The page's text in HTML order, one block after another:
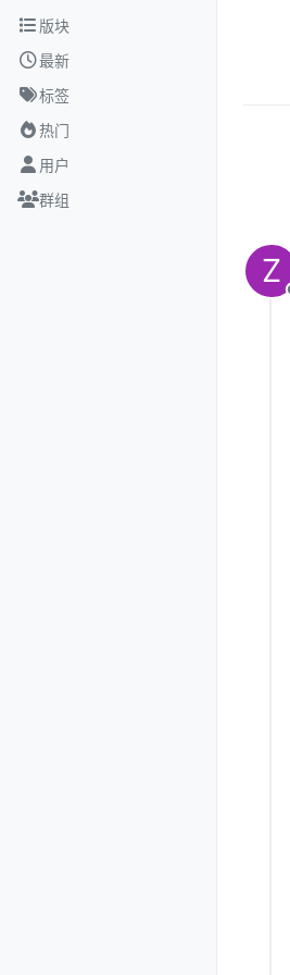
跳转至内容
版块
最新
标签
热门
用户
群组
Z